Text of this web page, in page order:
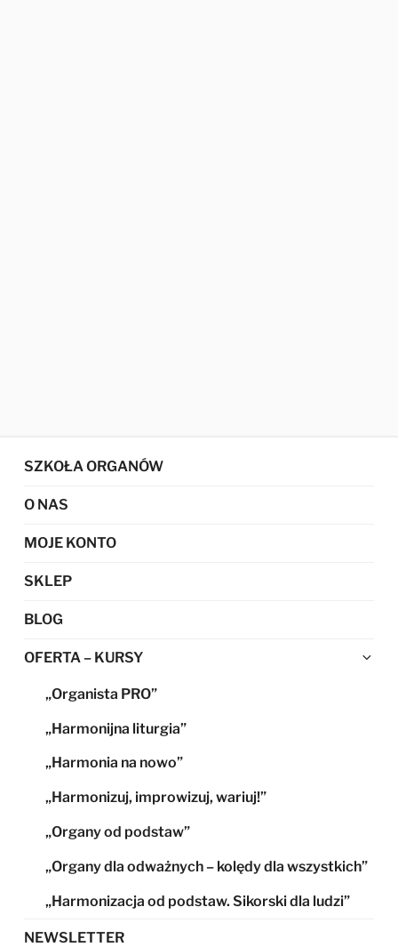
SZKOŁA ORGANÓW
O NAS
MOJE KONTO
SKLEP
BLOG
OFERTA – KURSY
„Organista PRO”
„Harmonijna liturgia”
„Harmonia na nowo”
„Harmonizuj, improwizuj, wariuj!”
„Organy od podstaw”
„Organy dla odważnych – kolędy dla wszystkich”
„Harmonizacja od podstaw. Sikorski dla ludzi”
NEWSLETTER